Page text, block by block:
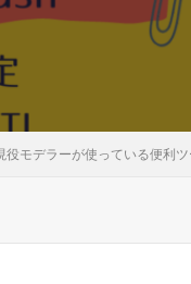
役モデラーが使っている便利